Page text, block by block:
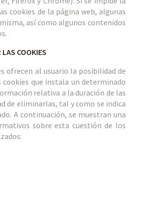
cookies de la página web, algunas
así como algunos contenidos
COOKIES
ofrecen al usuario la posibilidad de
cookies que instala un determinado
relativa a la duración de las
de eliminarlas, tal y como se indica
A continuación, se muestran una
sobre esta cuestión de los